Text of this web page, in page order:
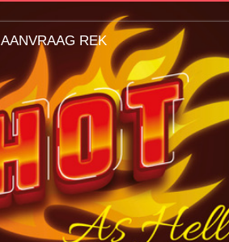
AANVRAAG REK